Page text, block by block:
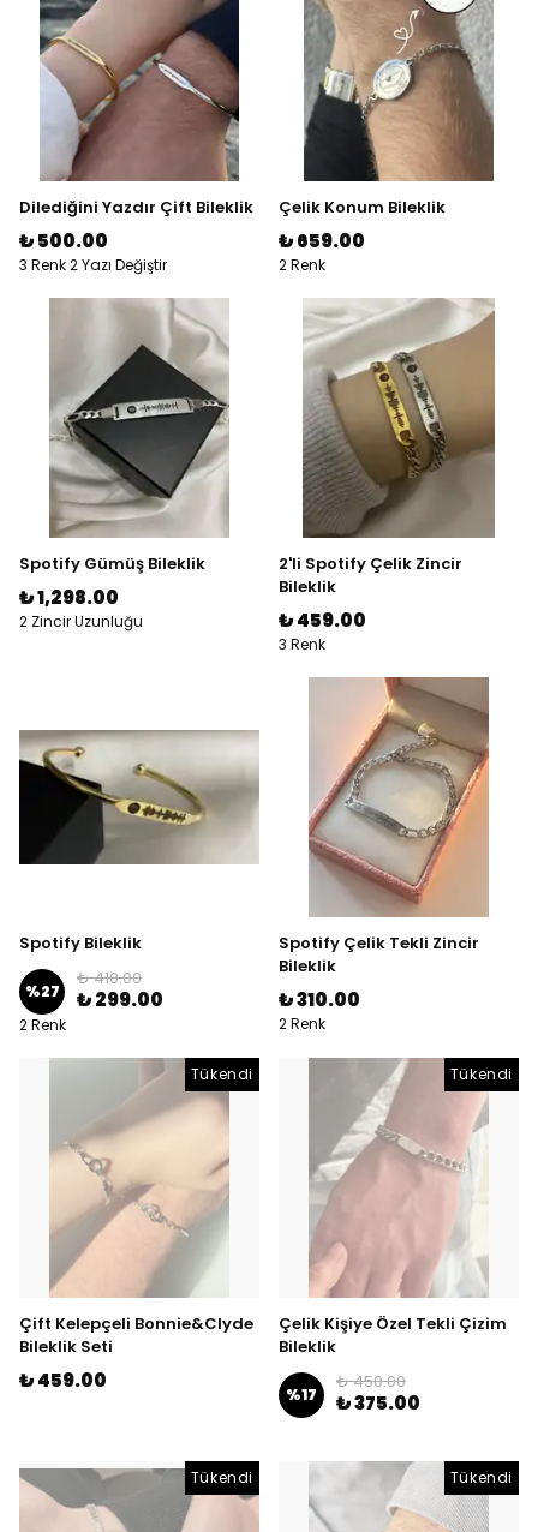
Dilediğini Yazdır Çift Bileklik
₺ 500.00
3 Renk 2 Yazı Değiştir
Çelik Konum Bileklik
₺ 659.00
2 Renk
Spotify Gümüş Bileklik
₺ 1,298.00
2 Zincir Uzunluğu
2'li Spotify Çelik Zincir
Bileklik
₺ 459.00
3 Renk
Spotify Bileklik
%27
₺ 410.00
₺ 299.00
2 Renk
Spotify Çelik Tekli Zincir
Bileklik
₺ 310.00
2 Renk
Tükendi
Çift Kelepçeli Bonnie&Clyde
Bileklik Seti
₺ 459.00
Tükendi
Çelik Kişiye Özel Tekli Çizim
Bileklik
%17
₺ 450.00
₺ 375.00
Tükendi Tükendi